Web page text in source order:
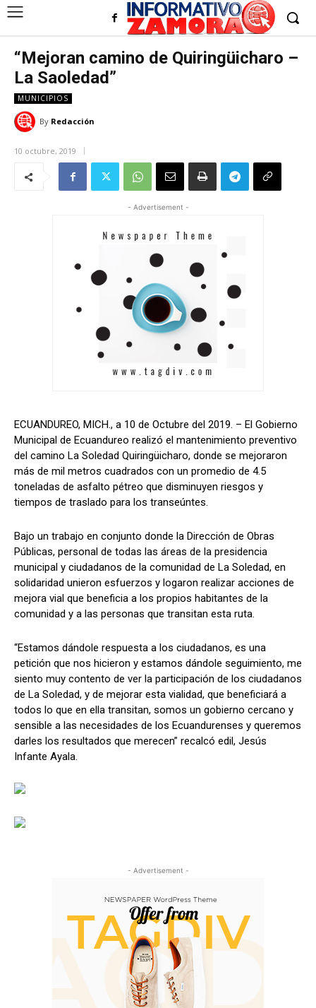
“Mejoran camino de Quiringüicharo –
La Saoledad”
MUNICIPIOS
By Redacción
10 octubre, 2019
- Advertisement -
ECUANDUREO, MICH., a 10 de Octubre del 2019. – El Gobierno
Municipal de Ecuandureo realizó el mantenimiento preventivo
del camino La Soledad Quiringüicharo, donde se mejoraron
más de mil metros cuadrados con un promedio de 4.5
toneladas de asfalto pétreo que disminuyen riesgos y
tiempos de traslado para los transeúntes.
Bajo un trabajo en conjunto donde la Dirección de Obras
Públicas, personal de todas las áreas de la presidencia
municipal y ciudadanos de la comunidad de La Soledad, en
solidaridad unieron esfuerzos y logaron realizar acciones de
mejora vial que beneficia a los propios habitantes de la
comunidad y a las personas que transitan esta ruta.
“Estamos dándole respuesta a los ciudadanos, es una
petición que nos hicieron y estamos dándole seguimiento, me
siento muy contento de ver la participación de los ciudadanos
de La Soledad, y de mejorar esta vialidad, que beneficiará a
todos lo que en ella transitan, somos un gobierno cercano y
sensible a las necesidades de los Ecuandurenses y queremos
darles los resultados que merecen” recalcó edil, Jesús
Infante Ayala.
- Advertisement -